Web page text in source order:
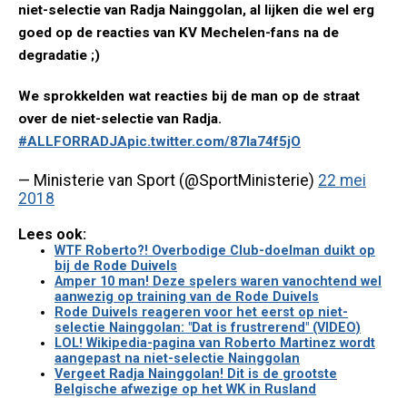
niet-selectie van Radja Nainggolan, al lijken die wel erg
goed op de reacties van KV Mechelen-fans na de
degradatie ;)
We sprokkelden wat reacties bij de man op de straat
over de niet-selectie van Radja.
#ALLFORRADJApic.twitter.com/87la74f5jO
— Ministerie van Sport (@SportMinisterie) 22 mei
2018
Lees ook:
WTF Roberto?! Overbodige Club-doelman duikt op
bij de Rode Duivels
Amper 10 man! Deze spelers waren vanochtend wel
aanwezig op training van de Rode Duivels
Rode Duivels reageren voor het eerst op niet-
selectie Nainggolan: "Dat is frustrerend" (VIDEO)
LOL! Wikipedia-pagina van Roberto Martinez wordt
aangepast na niet-selectie Nainggolan
Vergeet Radja Nainggolan! Dit is de grootste
Belgische afwezige op het WK in Rusland